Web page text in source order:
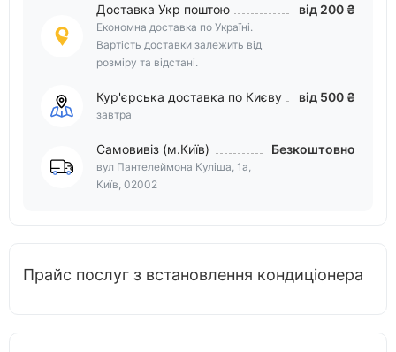
Доставка Укр поштою
Економна доставка по Україні.
Вартість доставки залежить від
розміру та відстані.
від 200 ₴
Кур'єрська доставка по Києву
завтра
від 500 ₴
Самовивіз (м.Київ)
вул Пантелеймона Куліша, 1а,
Київ, 02002
Безкоштовно
Прайс послуг з встановлення кондиціонера